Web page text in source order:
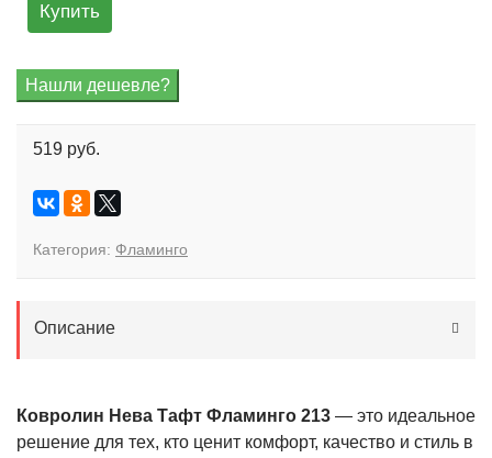
Купить
519 руб.
Категория: Фламинго
Описание
Ковролин Нева Тафт Фламинго 213 — это идеальное
решение для тех, кто ценит комфорт, качество и стиль в